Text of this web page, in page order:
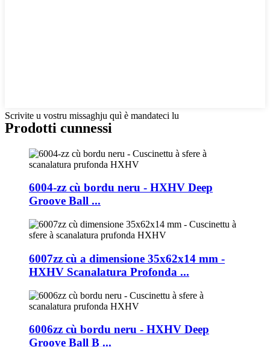
Scrivite u vostru missaghju quì è mandateci lu
Prodotti cunnessi
6004-zz cù bordu neru - HXHV Deep
Groove Ball ...
6007zz cù a dimensione 35x62x14 mm -
HXHV Scanalatura Profonda ...
6006zz cù bordu neru - HXHV Deep
Groove Ball B ...